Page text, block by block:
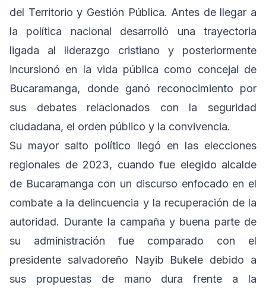
del Territorio y Gestión Pública. Antes de llegar a
la política nacional desarrolló una trayectoria
ligada al liderazgo cristiano y posteriormente
incursionó en la vida pública como concejal de
Bucaramanga, donde ganó reconocimiento por
sus debates relacionados con la seguridad
ciudadana, el orden público y la convivencia.
Su mayor salto político llegó en las elecciones
regionales de 2023, cuando fue elegido alcalde
de Bucaramanga con un discurso enfocado en el
combate a la delincuencia y la recuperación de la
autoridad. Durante la campaña y buena parte de
su administración fue comparado con el
presidente salvadoreño Nayib Bukele debido a
sus propuestas de mano dura frente a la